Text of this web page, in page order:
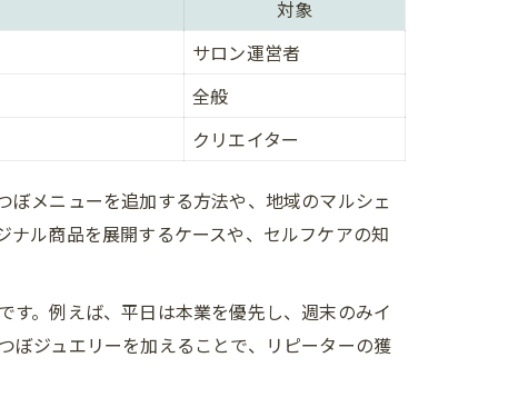
対象
サロン運営者
全般
クリエイター
メニューを追加する方法や、地域のマルシェ
ル商品を展開するケースや、セルフケアの知
。例えば、平日は本業を優先し、週末のみイ
ぼジュエリーを加えることで、リピーターの獲